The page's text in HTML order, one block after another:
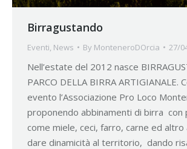
Birragustando
Eventi News By MonteneroDOrcia 27/
Nell’estate del 2012 nasce
PARCO DELLA BIRRA ARTIGIANALE.
evento l’Associazione Pro Loco
proponendo abbinamenti di birra con
come miele, ceci, farro, carne ed altro
dare dinamicità al territorio, dando